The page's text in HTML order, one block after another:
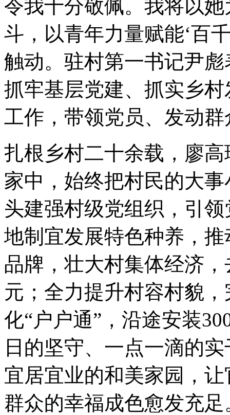
令我十分敬佩。我将以
斗，以青年力量赋能‘百
触动。驻村第一书记尹
抓牢基层党建、抓实乡
工作，带领党员、发动
扎根乡村二十余载，廖
家中，始终把村民的大
头建强村级党组织，引
地制宜发展特色种养，
品牌，壮大村集体经济
元；全力提升村容村貌
化“户户通”，沿途安装
日的坚守、一点一滴的
宜居宜业的和美家园，
群众的幸福成色愈发充足